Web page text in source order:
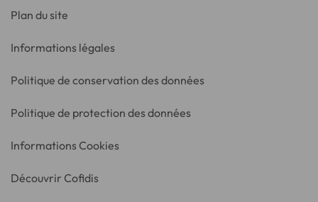
Plan du site
Informations légales
Politique de conservation des données
Politique de protection des données
Informations Cookies
Découvrir Cofidis